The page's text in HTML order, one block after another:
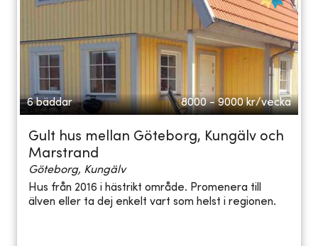
6 bäddar 8000 - 9000 kr/vecka
Gult hus mellan Göteborg, Kungälv och
Marstrand
Göteborg, Kungälv
Hus från 2016 i hästrikt område. Promenera till
älven eller ta dej enkelt vart som helst i regionen.